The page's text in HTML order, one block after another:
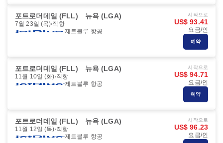
포트로더데일 (FLL) 뉴욕 (LGA)
7월 23일 (목) 직항
제트블루 항공
시작으로
US$ 93.41
요금/인
예약
포트로더데일 (FLL) 뉴욕 (LGA)
11월 10일 (화) 직항
제트블루 항공
시작으로
US$ 94.71
요금/인
예약
포트로더데일 (FLL) 뉴욕 (LGA)
11월 12일 (목) 직항
제트블루 항공
시작으로
US$ 96.23
요금/인